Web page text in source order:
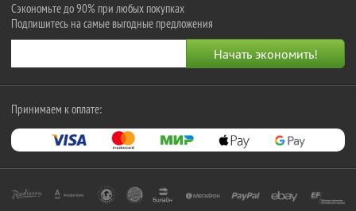
Сэкономьте до 90% при любых покупках
Подпишитесь на самые выгодные предложения
Принимаем к оплате: